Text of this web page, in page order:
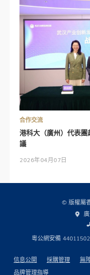
合作交流
港科大（廣州）代表
議
2026年04月07日
© 版權屬
粵公網安備
信息公開 採購管理 無
品牌管理指導